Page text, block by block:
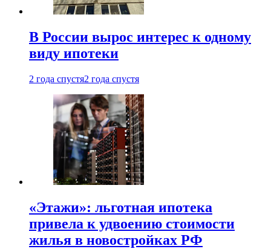
В России вырос интерес к одному
виду ипотеки
2 года спустя2 года спустя
«Этажи»: льготная ипотека
привела к удвоению стоимости
жилья в новостройках РФ